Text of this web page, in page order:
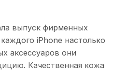
выпуск фирменных
iPhone настолько
аксессуаров они
Качественная кожа